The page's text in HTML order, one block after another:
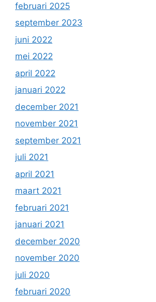
februari 2025
september 2023
juni 2022
mei 2022
april 2022
januari 2022
december 2021
november 2021
september 2021
juli 2021
april 2021
maart 2021
februari 2021
januari 2021
december 2020
november 2020
juli 2020
februari 2020